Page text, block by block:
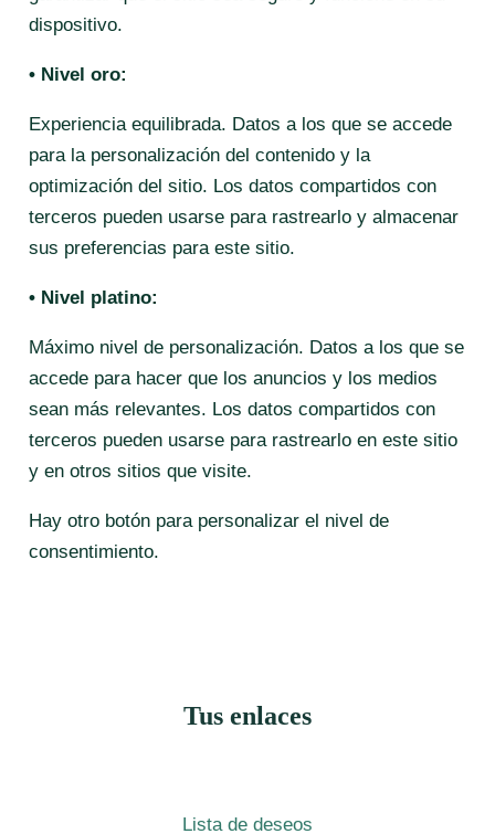
dispositivo.
• Nivel oro:
Experiencia equilibrada. Datos a los que se accede
para la personalización del contenido y la
optimización del sitio. Los datos compartidos con
terceros pueden usarse para rastrearlo y almacenar
sus preferencias para este sitio.
• Nivel platino:
Máximo nivel de personalización. Datos a los que se
accede para hacer que los anuncios y los medios
sean más relevantes. Los datos compartidos con
terceros pueden usarse para rastrearlo en este sitio
y en otros sitios que visite.
Hay otro botón para personalizar el nivel de
consentimiento.
Tus enlaces
Lista de deseos